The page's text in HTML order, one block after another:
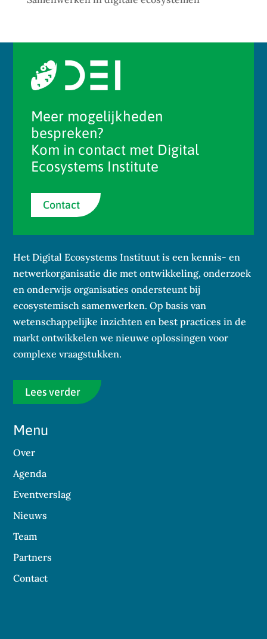
Meer mogelijkheden
bespreken?
Kom in contact met Digital
Ecosystems Institute
Contact
Het Digital Ecosystems Instituut is een kennis- en
netwerkorganisatie die met ontwikkeling, onderzoek
en onderwijs organisaties ondersteunt bij
ecosystemisch samenwerken. Op basis van
wetenschappelijke inzichten en best practices in de
markt ontwikkelen we nieuwe oplossingen voor
complexe vraagstukken.
Lees verder
Menu
Over
Agenda
Eventverslag
Nieuws
Team
Partners
Contact